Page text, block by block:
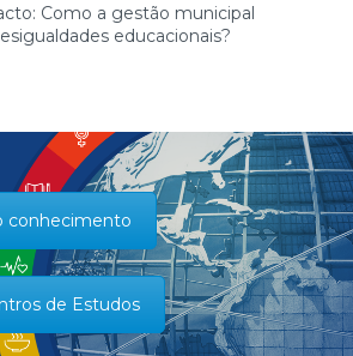
Como a gestão municipal
educacionais?
conhecimento
de Estudos